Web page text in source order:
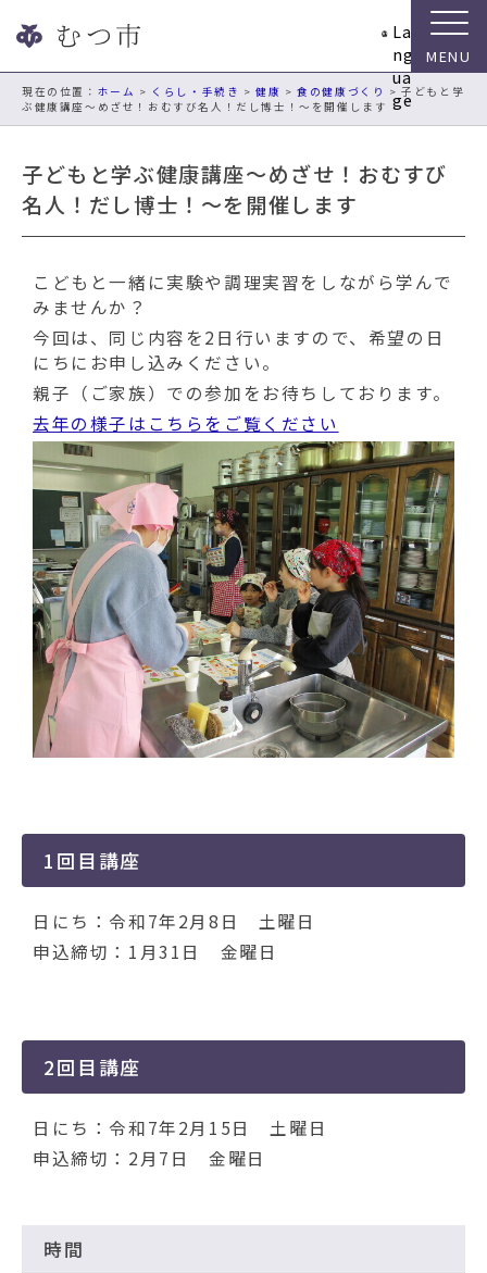
ビ
La
ng
ua
ge
現在の位置： ホーム > くらし・手続き >健康 >食の健康づくり > 子どもと学
ぶ健康講座～めざせ！おむすび名人！だし博士！～を開催します
子どもと学ぶ健康講座～めざせ！おむすび
名人！だし博士！～を開催します
こどもと一緒に実験や調理実習をしながら学んで
みませんか？
今回は、同じ内容を2日行いますので、希望の日
にちにお申し込みください。
親子（ご家族）での参加をお待ちしております。
去年の様子はこちらをご覧ください
1回目講座
日にち：令和7年2月8日 土曜日
申込締切：1月31日 金曜日
2回目講座
日にち：令和7年2月15日 土曜日
申込締切：2月7日 金曜日
時間